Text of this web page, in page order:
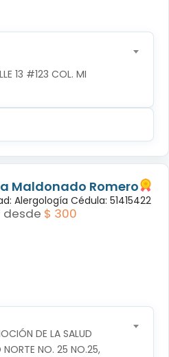
13 #123 COL. MI
Maldonado Romero
Alergología Cédula: 51415422
desde $ 300
DE LA SALUD
NO. 25 NO.25,